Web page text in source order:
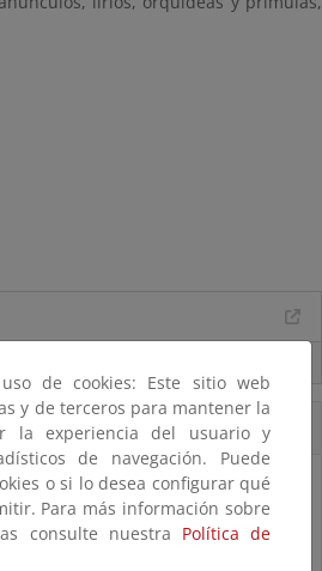
de cookies: Este sitio web
y de terceros para mantener la
la experiencia del usuario y
de navegación. Puede
o si lo desea configurar qué
Para más información sobre
consulte nuestra Política de